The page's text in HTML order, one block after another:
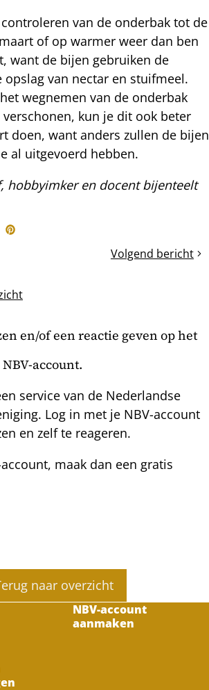
van de onderbak tot de
of op warmer weer dan ben
want de bijen gebruiken de
opslag van nectar en stuifmeel.
wegnemen van de onderbak
kun je dit ook beter
doen, want anders zullen de bijen
al uitgevoerd hebben.
hobbyimker en docent bijenteelt
Pinterest
Volgend bericht
het
en/of een reactie geven op het
account.
service van de Nederlandse
Log in met je NBV-account
en zelf te reageren.
maak dan een gratis
naar overzicht
NBV-account
aanmaken